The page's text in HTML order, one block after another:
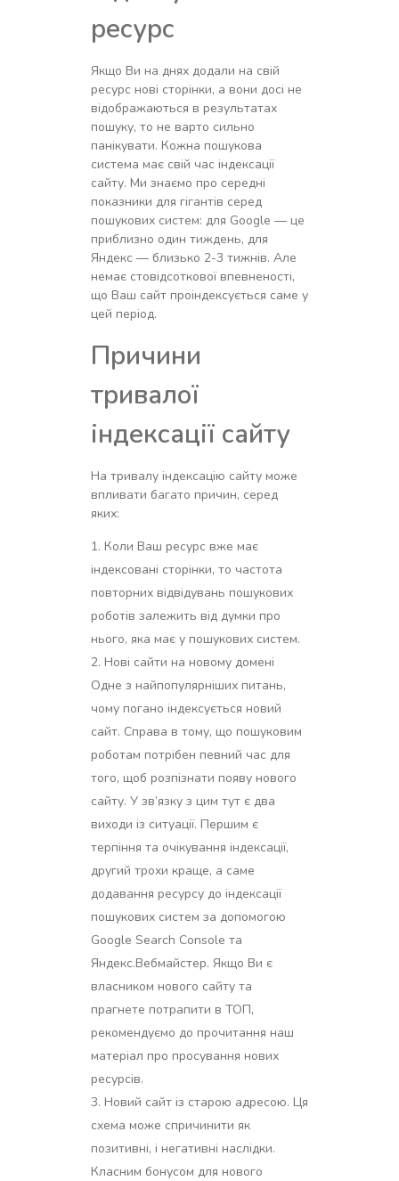
ресурс
Якщо Ви на днях додали на свій
ресурс нові сторінки, а вони досі не
відображаються в результатах
пошуку, то не варто сильно
панікувати. Кожна пошукова
система має свій час індексації
сайту. Ми знаємо про середні
показники для гігантів серед
пошукових систем: для Google — це
приблизно один тиждень, для
Яндекс — близько 2-3 тижнів. Але
немає стовідсоткової впевненості,
що Ваш сайт проіндексується саме у
цей період.
Причини
тривалої
індексації сайту
На тривалу індексацію сайту може
впливати багато причин, серед
яких:
Коли Ваш ресурс вже має
індексовані сторінки, то частота
повторних відвідувань пошукових
роботів залежить від думки про
нього, яка має у пошукових систем.
Нові сайти на новому домені
Одне з найпопулярніших питань,
чому погано індексується новий
сайт. Справа в тому, що пошуковим
роботам потрібен певний час для
того, щоб розпізнати появу нового
сайту. У зв’язку з цим тут є два
виходи із ситуації. Першим є
терпіння та очікування індексації,
другий трохи краще, а саме
додавання ресурсу до індексації
пошукових систем за допомогою
Google Search Console та
Яндекс.Вебмайстер. Якщо Ви є
власником нового сайту та
прагнете потрапити в ТОП,
рекомендуємо до прочитання наш
матеріал про просування нових
ресурсів.
Новий сайт із старою адресою. Ця
схема може спричинити як
позитивні, і негативні наслідки.
Класним бонусом для нового